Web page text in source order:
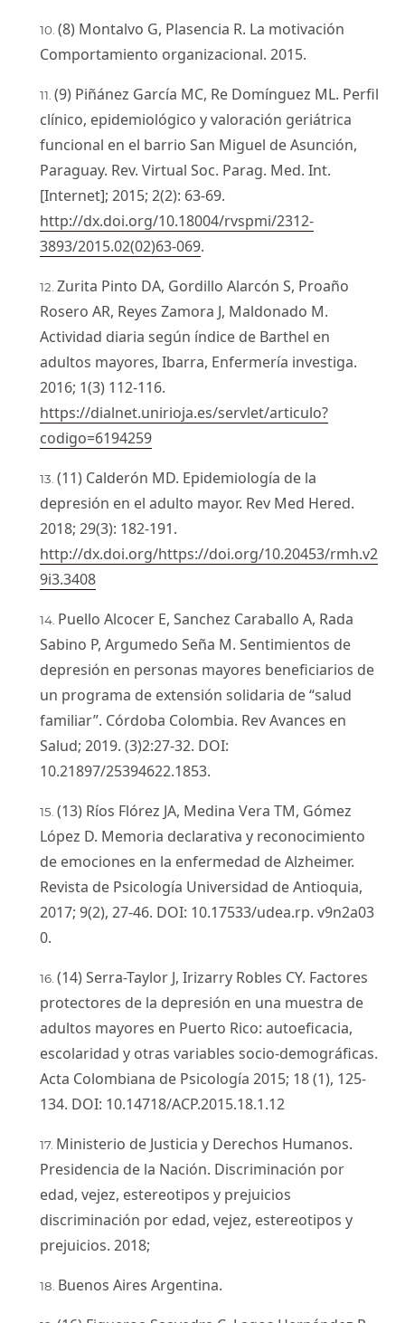
(8) Montalvo G, Plasencia R. La motivación
Comportamiento organizacional. 2015.
(9) Piñánez García MC, Re Domínguez ML. Perfil
clínico, epidemiológico y valoración geriátrica
funcional en el barrio San Miguel de Asunción,
Paraguay. Rev. Virtual Soc. Parag. Med. Int.
[Internet]; 2015; 2(2): 63-69.
http://dx.doi.org/10.18004/rvspmi/2312-
3893/2015.02(02)63-069.
Zurita Pinto DA, Gordillo Alarcón S, Proaño
Rosero AR, Reyes Zamora J, Maldonado M.
Actividad diaria según índice de Barthel en
adultos mayores, Ibarra, Enfermería investiga.
2016; 1(3) 112-116.
https://dialnet.unirioja.es/servlet/articulo?
codigo=6194259
(11) Calderón MD. Epidemiología de la
depresión en el adulto mayor. Rev Med Hered.
2018; 29(3): 182-191.
http://dx.doi.org/https://doi.org/10.20453/rmh.v2
9i3.3408
Puello Alcocer E, Sanchez Caraballo A, Rada
Sabino P, Argumedo Seña M. Sentimientos de
depresión en personas mayores beneficiarios de
un programa de extensión solidaria de “salud
familiar”. Córdoba Colombia. Rev Avances en
Salud; 2019. (3)2:27-32. DOI:
10.21897/25394622.1853.
(13) Ríos Flórez JA, Medina Vera TM, Gómez
López D. Memoria declarativa y reconocimiento
de emociones en la enfermedad de Alzheimer.
Revista de Psicología Universidad de Antioquia,
2017; 9(2), 27-46. DOI: 10.17533/udea.rp. v9n2a03
0.
(14) Serra-Taylor J, Irizarry Robles CY. Factores
protectores de la depresión en una muestra de
adultos mayores en Puerto Rico: autoeficacia,
escolaridad y otras variables socio-demográficas.
Acta Colombiana de Psicología 2015; 18 (1), 125-
134. DOI: 10.14718/ACP.2015.18.1.12
Ministerio de Justicia y Derechos Humanos.
Presidencia de la Nación. Discriminación por
edad, vejez, estereotipos y prejuicios
discriminación por edad, vejez, estereotipos y
prejuicios. 2018;
Buenos Aires Argentina.